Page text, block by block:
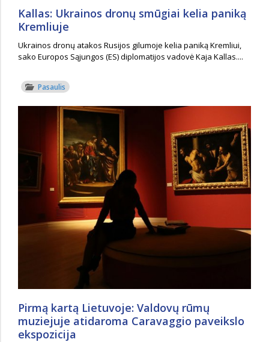
Kallas: Ukrainos dronų smūgiai kelia paniką
Kremliuje
Ukrainos dronų atakos Rusijos gilumoje kelia paniką Kremliui,
sako Europos Sąjungos (ES) diplomatijos vadovė Kaja Kallas....
Pasaulis
Pirmą kartą Lietuvoje: Valdovų rūmų
muziejuje atidaroma Caravaggio paveikslo
ekspozicija